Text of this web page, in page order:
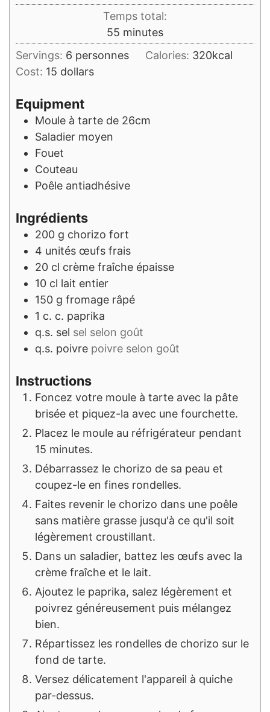
Temps total:
55 minutes
minutes
Servings: 6 personnes Calories: 320kcal
Cost: 15 dollars
Equipment
Moule à tarte de 26cm
Saladier moyen
Fouet
Couteau
Poêle antiadhésive
Ingrédients
200 g chorizo fort
4 unités œufs frais
20 cl crème fraîche épaisse
10 cl lait entier
150 g fromage râpé
1 c. c. paprika
q.s. sel sel selon goût
q.s. poivre poivre selon goût
Instructions
Foncez votre moule à tarte avec la pâte
brisée et piquez-la avec une fourchette.
Placez le moule au réfrigérateur pendant
15 minutes.
Débarrassez le chorizo de sa peau et
coupez-le en fines rondelles.
Faites revenir le chorizo dans une poêle
sans matière grasse jusqu'à ce qu'il soit
légèrement croustillant.
Dans un saladier, battez les œufs avec la
crème fraîche et le lait.
Ajoutez le paprika, salez légèrement et
poivrez généreusement puis mélangez
bien.
Répartissez les rondelles de chorizo sur le
fond de tarte.
Versez délicatement l'appareil à quiche
par-dessus.